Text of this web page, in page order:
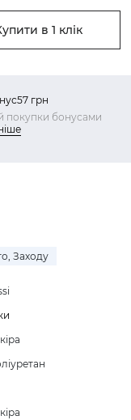
в 1 клік
57 грн
покупки бонусами
, Заходу